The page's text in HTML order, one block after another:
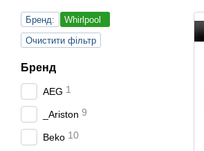
Бренд:
Whirlpool
Очистити фільтр
Бренд
AEG 1
_Ariston 9
Beko 10